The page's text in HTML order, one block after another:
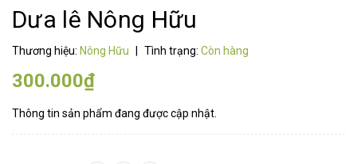
Dưa lê Nông Hữu
Thương hiệu: Nông Hữu | Tình trạng: Còn hàng
300.000₫
Thông tin sản phẩm đang được cập nhật.